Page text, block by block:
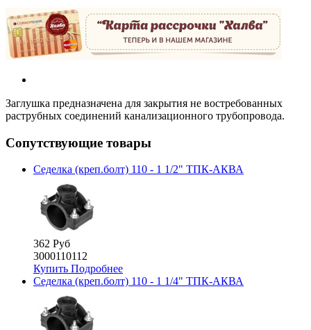
Заглушка предназначена для закрытия не востребованных
раструбных соединений канализационного трубопровода.
Сопутствующие товары
Седелка (креп.болт) 110 - 1 1/2" ТПК-АКВА
362 Руб
3000110112
Купить Подробнее
Седелка (креп.болт) 110 - 1 1/4" ТПК-АКВА